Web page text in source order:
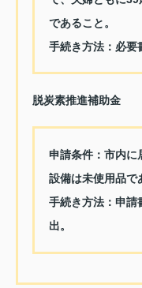
であること。
手続き方法： 必要
脱炭素推進補助金
申請条件： 市内に
設備は未使用品で
手続き方法： 申請
出。